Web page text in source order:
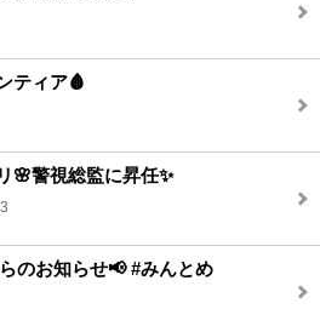
ティア🩸
🌸警視総監に昇任✨
3
のお知らせ📢 #みんとめ